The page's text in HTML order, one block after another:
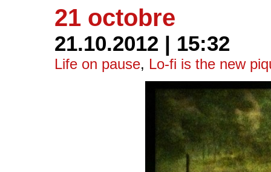
21 octobre
21.10.2012 | 15:32
Life on pause, Lo-fi is the new